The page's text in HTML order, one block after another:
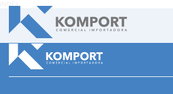
INDEX